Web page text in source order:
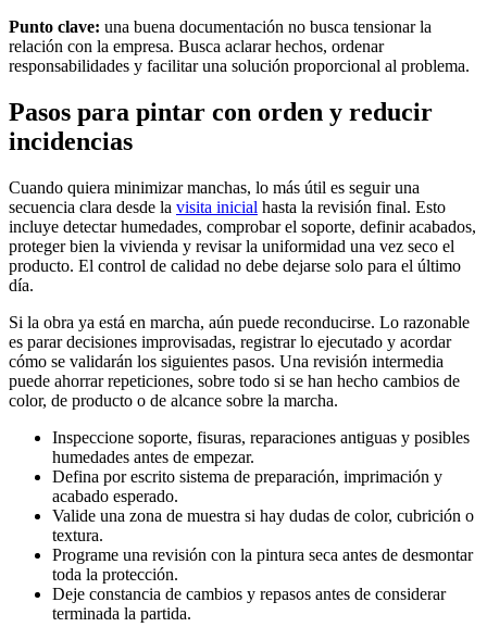
Punto clave: una buena documentación no busca tensionar la
relación con la empresa. Busca aclarar hechos, ordenar
responsabilidades y facilitar una solución proporcional al problema.
Pasos para pintar con orden y reducir
incidencias
Cuando quiera minimizar manchas, lo más útil es seguir una
secuencia clara desde la visita inicial hasta la revisión final. Esto
incluye detectar humedades, comprobar el soporte, definir acabados,
proteger bien la vivienda y revisar la uniformidad una vez seco el
producto. El control de calidad no debe dejarse solo para el último
día.
Si la obra ya está en marcha, aún puede reconducirse. Lo razonable
es parar decisiones improvisadas, registrar lo ejecutado y acordar
cómo se validarán los siguientes pasos. Una revisión intermedia
puede ahorrar repeticiones, sobre todo si se han hecho cambios de
color, de producto o de alcance sobre la marcha.
Inspeccione soporte, fisuras, reparaciones antiguas y posibles
humedades antes de empezar.
Defina por escrito sistema de preparación, imprimación y
acabado esperado.
Valide una zona de muestra si hay dudas de color, cubrición o
textura.
Programe una revisión con la pintura seca antes de desmontar
toda la protección.
Deje constancia de cambios y repasos antes de considerar
terminada la partida.